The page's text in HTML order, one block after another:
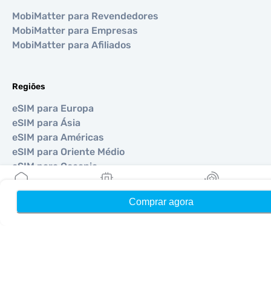
Comprar agora
MobiMatter para Revendedores
MobiMatter para Empresas
MobiMatter para Afiliados
Regiões
eSIM para Europa
eSIM para Ásia
eSIM para Américas
eSIM para Oriente Médio
eSIM para Oceania
eSIM para África
Meus eSIMs Recompensas